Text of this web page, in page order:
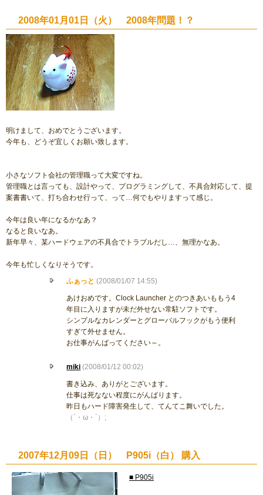
2008年01月01日（火） 2008年問題！？
明けまして、おめでとうございます。
今年も、どうぞ宜しくお願い致します。
小さなソフト会社の管理職って大変ですね。
管理職とは言っても、設計やって、プログラミングして、不具合対応して、提
案書書いて、打ち合わせ行って、って…何でもやりますって感じ。
今年は良い年になるかなあ？
なると良いなあ。
新年早々、某ハードウェアの不具合でトラブルだし…、無理かなあ。
今年も忙しくなりそうです。
ふぁっと (2008/01/07 14:55)
あけおめです。Clock Launcher とのつきあいももう4
年目に入りますが未だ外せない常駐ソフトです。
シンプルなカレンダーとグローバルフックがもう便利
すぎて外せません。
お仕事がんばってください～。
miki (2008/01/12 00:02)
書き込み、ありがとございます。
仕事は死なない程度にがんばります。
昨日もハード障害発生して、てんてこ舞いでした。
（´・ω・`）;
2007年12月09日（日） P905i（白） 購入
■ P905i